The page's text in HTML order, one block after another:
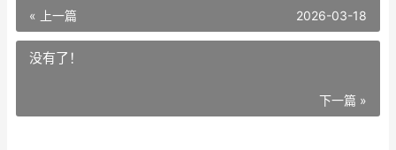
« 上一篇 2026-03-18
没有了！
下一篇 »